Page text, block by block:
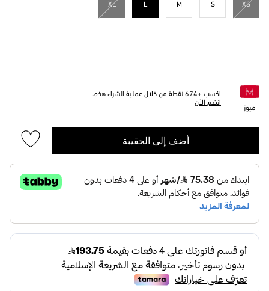
XS
S
M
L
XL
ميوز
اكسب +674 نقطة من خلال عملية الشراء هذه.
انضم الآن
أضف إلى الحقيبة